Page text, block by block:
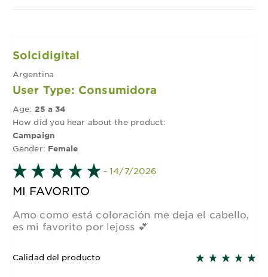
Solcidigital
Argentina
User Type: Consumidora
Age: 25 a 34
How did you hear about the product:
Campaign
Gender: Female
- 14/7/2026
MI FAVORITO
Amo como está coloración me deja el cabello,
es mi favorito por lejoss 💕
Calidad del producto